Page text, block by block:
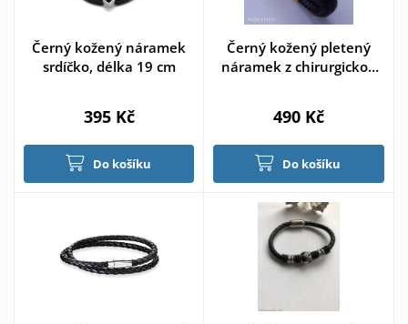
Černý kožený náramek
srdíčko, délka 19 cm
395 Kč
Do košíku
Černý kožený pletený
náramek z chirurgickou
490 Kč
Do košíku